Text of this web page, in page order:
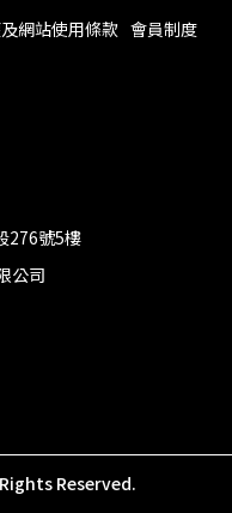
網站使用條款 會員制度
276號5樓
公司
Reserved.